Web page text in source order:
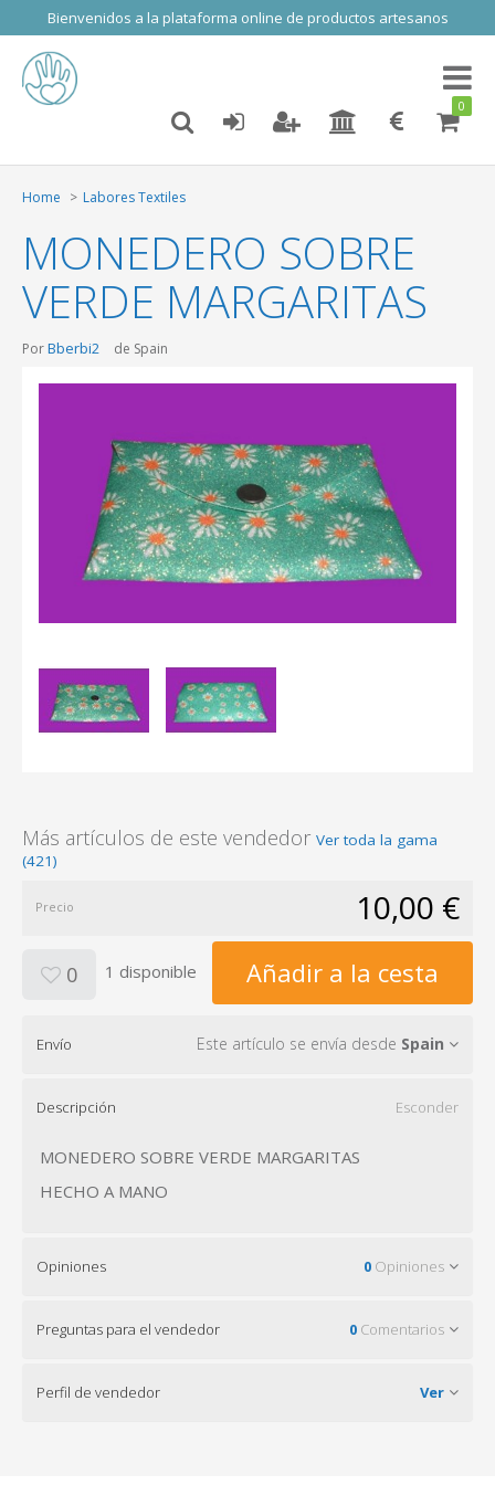
Bienvenidos a la plataforma online de productos artesanos
Toggle
0
Home Labores Textiles
MONEDERO SOBRE
VERDE MARGARITAS
PorBberbi2 de Spain
Más artículos de este vendedor Ver toda la gama
(421)
Precio 10,00 €
0 1 disponible Añadir a la cesta
Envío Este artículo se envía desde Spain
Descripción Esconder
MONEDERO SOBRE VERDE MARGARITAS
HECHO A MANO
Opiniones 0 Opiniones
Preguntas para el vendedor 0 Comentarios
Perfil de vendedor Ver